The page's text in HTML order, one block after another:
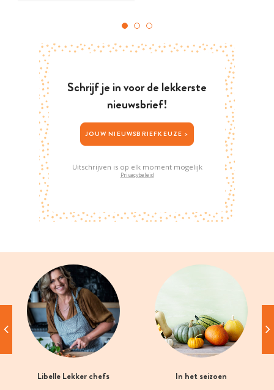
Schrijf je in voor de lekkerste
nieuwsbrief!
JOUW NIEUWSBRIEFKEUZE >
Uitschrijven is op elk moment mogelijk
Privacybeleid
Libelle Lekker chefs In het seizoen